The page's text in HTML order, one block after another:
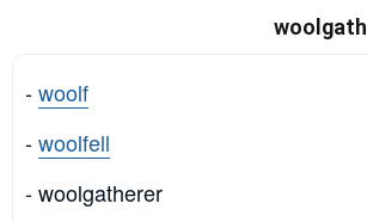
-woolf
-woolfell
- woolgatherer